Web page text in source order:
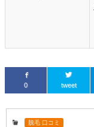
0 tweet
脱毛 口コミ